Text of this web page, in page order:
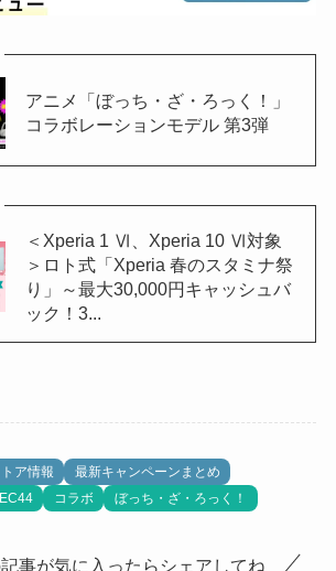
アニメ「ぼっち・ざ・ろっく！」
コラボレーションモデル 第3弾
＜Xperia 1 Ⅵ、Xperia 10 Ⅵ対象
＞ロト式「Xperia 春のスタミナ祭
り」～最大30,000円キャッシュバ
ック！3...
ア情報
最新キャンペーンまとめ
コラボ ぼっち・ざ・ろっく！
事が気に入ったらシェアしてね